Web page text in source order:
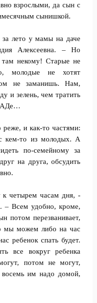
взрослыми, да сын с
сынишкой.
лето у мамы на даче
Алексеевна. – Но
там некому! Старые не
молодые не хотят
не заманишь. Нам,
и зелень, чем тратить
реже, и как-то частями:
кем-то из молодых. А
по-семейному за
на друга, обсудить
четырем часам дня, -
– Всем удобно, кроме,
потом перезванивает,
мы можем либо на час
ребенок спать будет.
все вокруг ребенка
потом не могут,
им надо домой,